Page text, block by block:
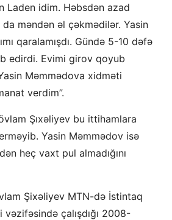
Laden idim. Həbsdən azad
məndən əl çəkmədilər. Yasin
qaralamışdı. Gündə 5-10 dəfə
edirdi. Evimi girov qoyub
Məmmədova xidməti
verdim”.
Şıxəliyev bu ittihamlara
Yasin Məmmədov isə
heç vaxt pul almadığını
Şixəliyev MTN-də İstintaq
vəzifəsində çalışdığı 2008-